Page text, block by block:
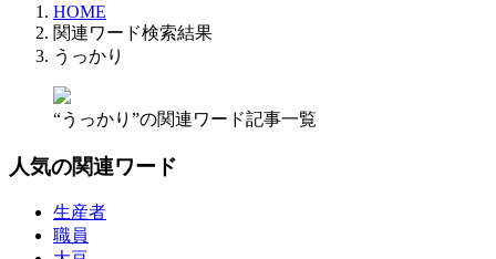
HOME
関連ワード検索結果
うっかり
“うっかり”の関連ワード記事一覧
人気の関連ワード
生産者
職員